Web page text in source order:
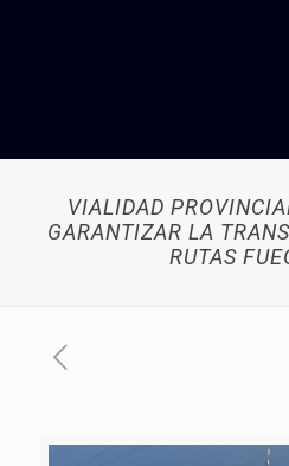
VIALIDAD
GARANTIZAR LA
RUTAS